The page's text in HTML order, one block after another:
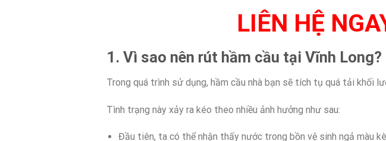
LIÊN HỆ
1. Vì sao nên rút hầm cầu tại Vĩnh Long?
Trong quá trình sử dụng, hầm cầu nhà bạn sẽ tích tụ quá tải khối
Tình trạng này xảy ra kéo theo nhiều ảnh hưởng như sau:
Đầu tiên, ta có thể nhận thấy nước trong bồn vệ sinh ngả màu